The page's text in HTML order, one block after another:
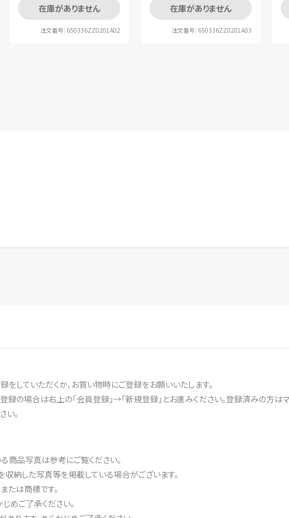
在庫がありません
注文番号：650336ZZ0201A02
在庫がありません
注文番号：650336ZZ0201A03
していただくか、お買い物時にご登録をお願いいたします。
の場合は右上の「会員登録」→「新規登録」とお進みください。登録済みの方は
い。
商品写真は参考にご覧ください。
納した写真等を掲載している場合がございます。
たは商標です。
めご了承ください。